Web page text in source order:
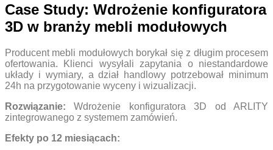
Case Study: Wdrożenie konfiguratora
3D w branży mebli modułowych
Producent mebli modułowych borykał się z długim procesem
ofertowania. Klienci wysyłali zapytania o niestandardowe
układy i wymiary, a dział handlowy potrzebował minimum
24h na przygotowanie wyceny i wizualizacji.
Rozwiązanie: Wdrożenie konfiguratora 3D od ARLITY
zintegrowanego z systemem zamówień.
Efekty po 12 miesiącach: